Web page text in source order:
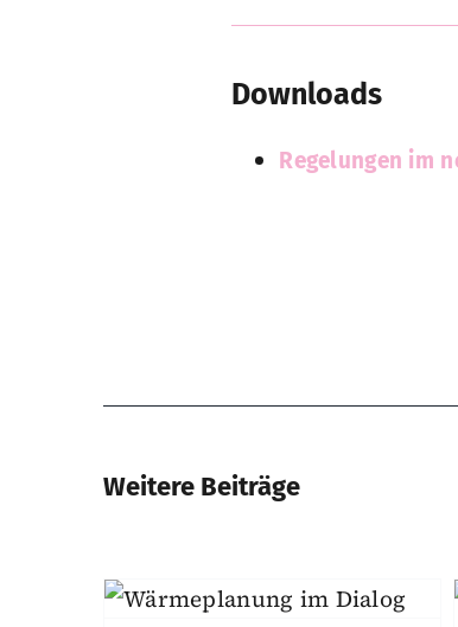
Downloads
Regelungen im
Weitere Beiträge
Energie & Wärme
Mitmachen
Wärmeplanung